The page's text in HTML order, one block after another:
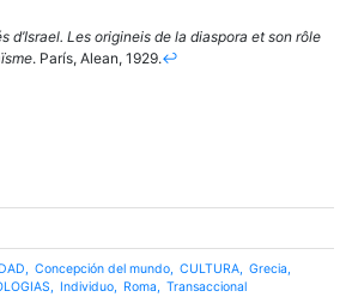
d’Israel. Les origineis de la diaspora et son rôle
. París, Alean, 1929.↩
Concepción del mundo CULTURA
Grecia
Individuo Roma Transaccional